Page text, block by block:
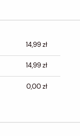
14,99 zł
14,99 zł
0,00 zł